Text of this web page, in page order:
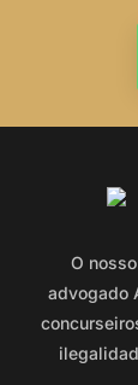
O
advogado